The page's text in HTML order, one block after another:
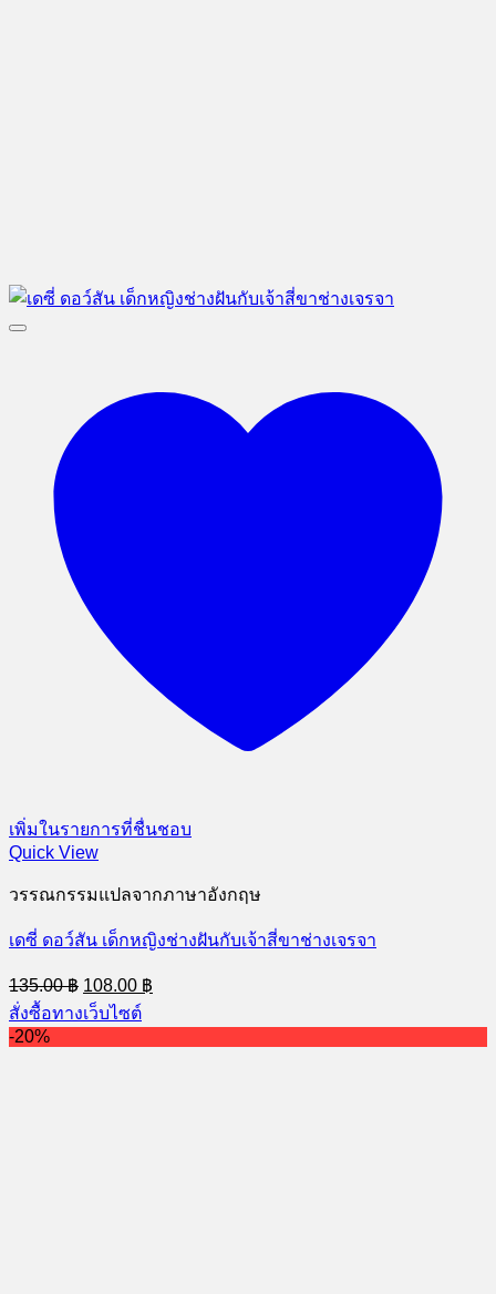
เพิ่มในรายการที่ชื่นชอบ
Quick View
วรรณกรรมแปลจากภาษาอังกฤษ
เดซี่ ดอว์สัน เด็กหญิงช่างฝันกับเจ้าสี่ขาช่างเจรจา
135.00฿ Original
price
was:
135.00 ฿.
108.00 ฿
price
108.00 ฿.
สั่งซื้อทางเว็บไซต์
-20%